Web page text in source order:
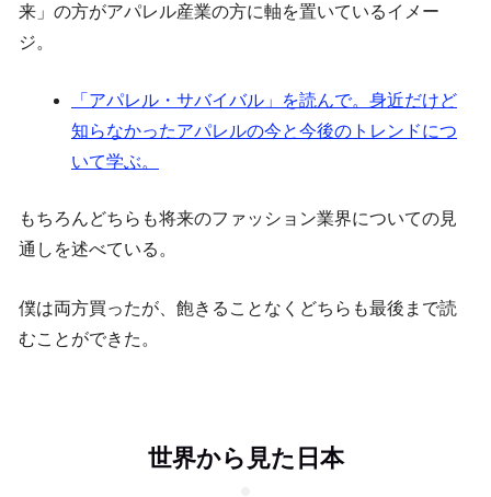
来」の方がアパレル産業の方に軸を置いているイメー
ジ。
「アパレル・サバイバル」を読んで。身近だけど
知らなかったアパレルの今と今後のトレンドにつ
いて学ぶ。
もちろんどちらも将来のファッション業界についての見
通しを述べている。
僕は両方買ったが、飽きることなくどちらも最後まで読
むことができた。
世界から見た日本